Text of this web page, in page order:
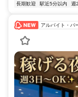
長期歓迎
駅近5分以内 週
アルバイト・パ